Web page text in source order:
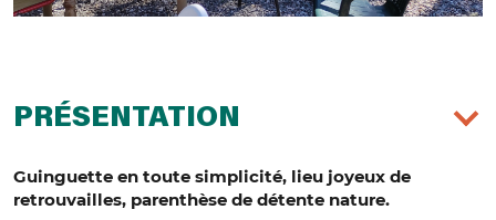
PRÉSENTATION
Guinguette en toute simplicité, lieu joyeux de
retrouvailles, parenthèse de détente nature.